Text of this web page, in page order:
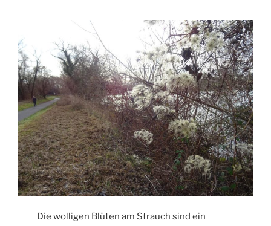
Die wolligen Blüten am Strauch sind ein